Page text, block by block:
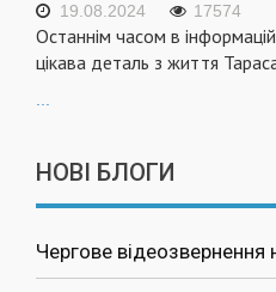
19.08.2024 17574
Останнім часом в
цікава деталь з життя
НОВІ БЛОГИ
Чергове відеозвернення